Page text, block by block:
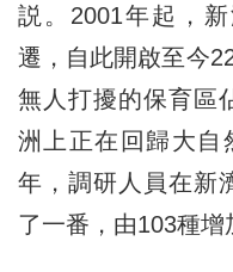
説。2001年起，
遷，自此開啟至今
無人打擾的保育區
洲上正在回歸大自
年，調研人員在新
了一番，由103種增